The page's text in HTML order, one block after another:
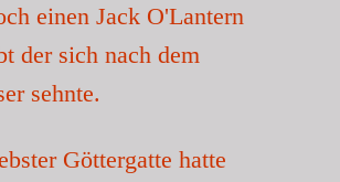
einen Jack O'Lantern
der sich nach dem
sehnte.
Göttergatte hatte